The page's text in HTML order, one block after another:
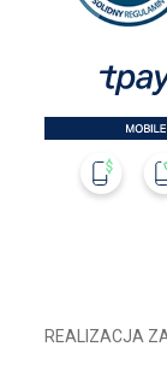
REALIZACJA